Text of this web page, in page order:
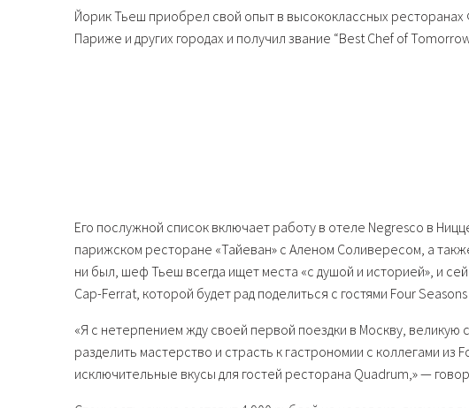
Йорик Тьеш приобрел свой опыт в высококлассных
Париже и других городах и получил звание “Best Chef of
Его послужной список включает работу в отеле Negresco в
парижском ресторане «Тайеван» с Аленом Соливересом, а
ни был, шеф Тьеш всегда ищет места «с душой и историей», и
Cap-Ferrat, которой будет рад поделиться с гостями Four
«Я с нетерпением жду своей первой поездки в Москву, великую
разделить мастерство и страсть к гастрономии с коллегами из
исключительные вкусы для гостей ресторана Quadrum,» —